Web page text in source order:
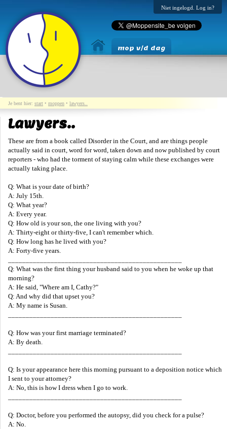
Niet ingelogd. Log in?
mop v/d dag
Je bent hier: start • moppen • lawyers..
Lawyers..
These are from a book called Disorder in the Court, and are things people
actually said in court, word for word, taken down and now published by court
reporters - who had the torment of staying calm while these exchanges were
actually taking place.
Q: What is your date of birth?
A: July 15th.
Q: What year?
A: Every year.
Q: How old is your son, the one living with you?
A: Thirty-eight or thirty-five, I can't remember which.
Q: How long has he lived with you?
A: Forty-five years.
Q: What was the first thing your husband said to you when he woke up that
morning?
A: He said, "Where am I, Cathy?"
Q: And why did that upset you?
A: My name is Susan.
Q: How was your first marriage terminated?
A: By death.
Q: Is your appearance here this morning pursuant to a deposition notice which
I sent to your attorney?
A: No, this is how I dress when I go to work.
Q: Doctor, before you performed the autopsy, did you check for a pulse?
A: No.